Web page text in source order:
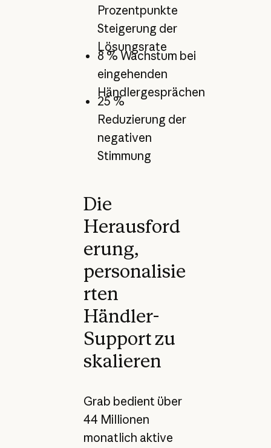
Prozentpunkte
Steigerung der
Lösungsrate
8 % Wachstum bei
eingehenden
Händlergesprächen
25 %
Reduzierung der
negativen
Stimmung
Die
Herausford
erung,
personalisie
rten
Händler-
Support zu
skalieren
Grab bedient über
44 Millionen
monatlich aktive